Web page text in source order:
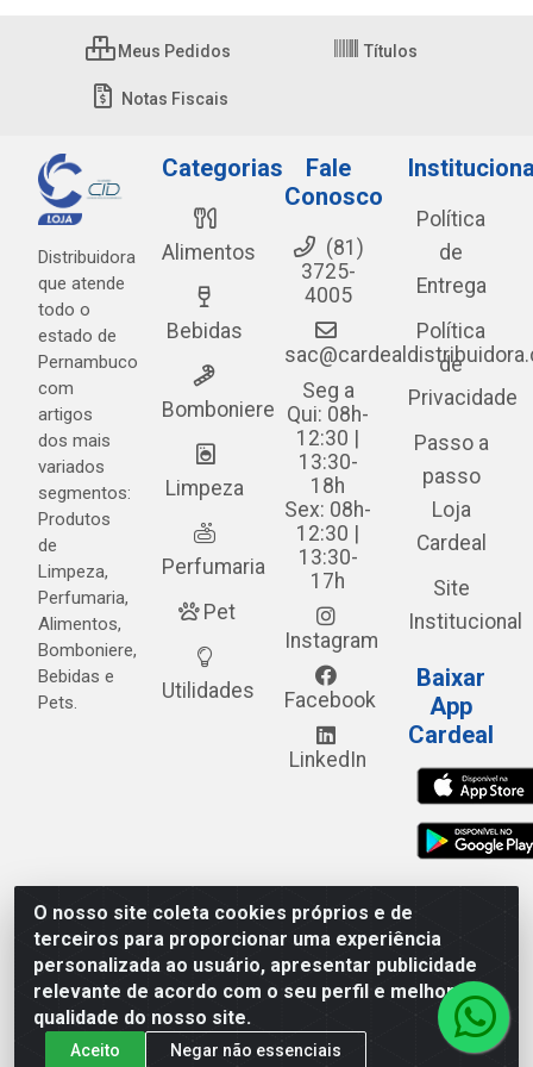
O nosso site coleta cookies próprios e de
terceiros para proporcionar uma experiência
personalizada ao usuário, apresentar publicidade
relevante de acordo com o seu perfil e melhorar a
qualidade do nosso site.
Aceito Negar não essenciais
Meus Pedidos Títulos
Notas Fiscais
Distribuidora
que atende
todo o
estado de
Pernambuco
com
artigos
dos mais
variados
segmentos:
Produtos
de
Limpeza,
Perfumaria,
Alimentos,
Bomboniere,
Bebidas e
Pets.
Categorias
Alimentos
Bebidas
Bomboniere
Limpeza
Perfumaria
Pet
Utilidades
Fale
Conosco
(81)
3725-
4005
Seg a
Qui: 08h-
12:30 |
13:30-
18h
Sex: 08h-
12:30 |
13:30-
17h
Instagram
Facebook
LinkedIn
Política
de
Entrega
Política
de
Privacidade
Passo a
passo
Loja
Cardeal
Site
Institucional
Baixar
App
Cardeal
Cardeal Distribuidora - Estrada Alto do Moura, 582 - Alto
do Moura - Caruaru/PE - CEP 55.040-120 - CNPJ
05.253.499/0001-62